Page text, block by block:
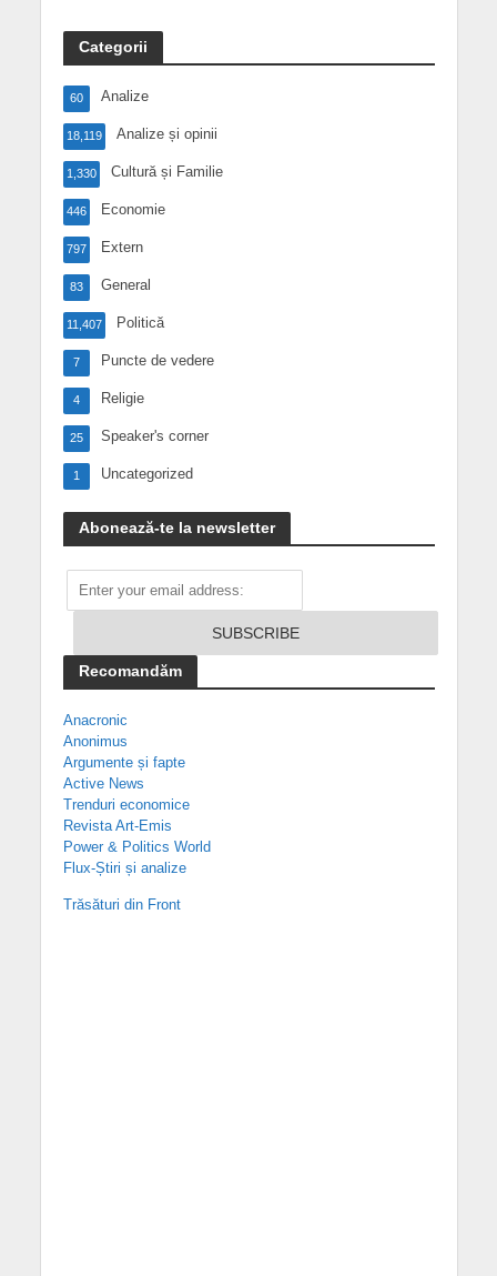
Categorii
Analize
60
Analize și opinii
18,119
Cultură și Familie
1,330
Economie
446
Extern
797
General
83
Politică
11,407
Puncte de vedere
7
Religie
4
Speaker's corner
25
Uncategorized
1
Abonează-te la newsletter
Recomandăm
Anacronic
Anonimus
Argumente și fapte
Active News
Trenduri economice
Revista Art-Emis
Power & Politics World
Flux-Știri și analize
Trăsături din Front